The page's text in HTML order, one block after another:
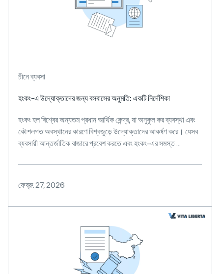
চীনে ব্যবসা
হংকং-এ উদ্যোক্তাদের জন্য বসবাসের অনুমতি: একটি নির্দেশিকা
হংকং হল বিশ্বের অন্যতম প্রধান আর্থিক কেন্দ্র, যা অনুকূল কর ব্যবস্থা এবং
কৌশলগত অবস্থানের কারণে বিশ্বজুড়ে উদ্যোক্তাদের আকর্ষণ করে। যেসব
ব্যবসায়ী আন্তর্জাতিক বাজারে প্রবেশ করতে এবং হংকং-এর সমস্ত ...
ফেব্রু. 27, 2026